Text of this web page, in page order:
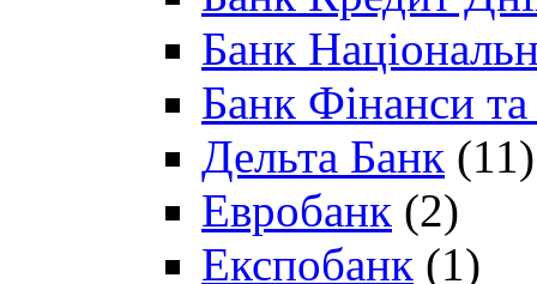
Банк
Банк Фінанси
Дельта Банк (11)
Евробанк (2)
Експобанк (1)